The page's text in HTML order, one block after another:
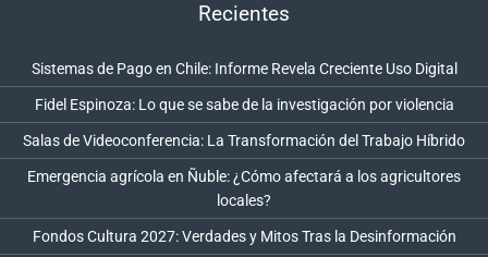
Recientes
Sistemas de Pago en Chile: Informe Revela Creciente Uso Digital
Fidel Espinoza: Lo que se sabe de la investigación por violencia
Salas de Videoconferencia: La Transformación del Trabajo Híbrido
Emergencia agrícola en Ñuble: ¿Cómo afectará a los agricultores
locales?
Fondos Cultura 2027: Verdades y Mitos Tras la Desinformación